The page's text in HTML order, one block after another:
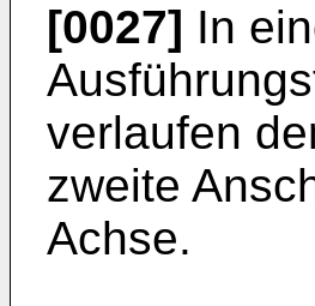
[0027] In
verlaufen
zweite
Achse.